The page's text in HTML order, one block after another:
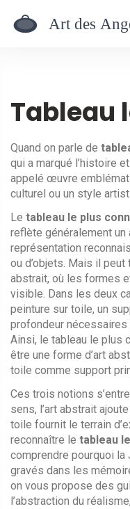
Tableau
Quand on parle de
qui a marqué l’histoire
appelé œuvre
culturel ou un style
Le tableau le plus
reflète généralement un
représentation
ou d’objets. Mais il
abstrait, où les formes
visible. Dans les deux
peinture sur toile, un
profondeur nécessaires
Ainsi, le tableau le plus
être une forme d’art
toile comme support
Ces trois notions
sens, l’art abstrait
toile fournit le terrain
reconnaître le tableau
comprendre pourquoi la
gravés dans les
on vous propose des
l’abstraction du